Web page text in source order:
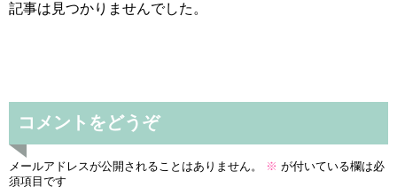
記事は見つかりませんでした。
コメントをどうぞ
メールアドレスが公開されることはありません。 ※ が付いている欄は必
須項目です